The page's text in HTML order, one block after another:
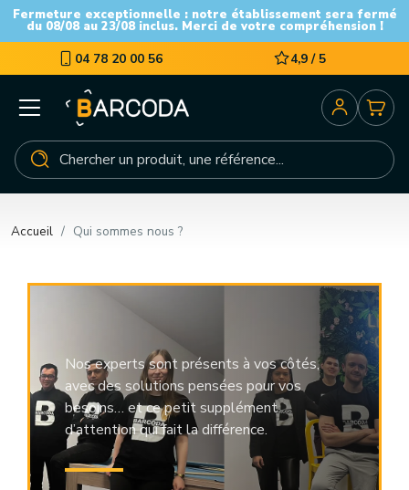
Fermeture exceptionnelle : notre établissement sera fermé
du 08/08 au 23/08 inclus. Merci de votre compréhension !
04 78 20 00 56 4,9 / 5
Accueil Qui sommes nous ?
Nos experts sont présents à vos côtés,
avec des solutions pensées pour vos
besoins… et ce petit supplément
d’attention qui fait la différence.